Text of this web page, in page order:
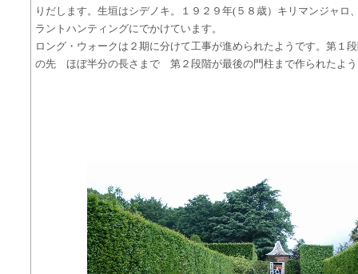
りだします。生垣はシデノキ。１９２９年(５８歳）キリマンジャロ
ラントハンティングにでかけています。
ロング・ウォークは２期に分けて工事が進められたようです。第１
の先 ほぼ半分の長さまで 第２段階が最後の門柱まで作られたよ